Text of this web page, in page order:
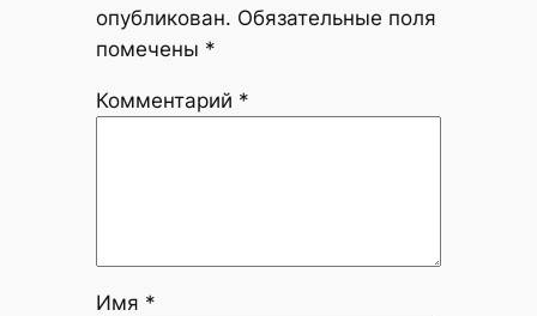
опубликован. Обязательные поля
помечены *
Комментарий *
Имя *